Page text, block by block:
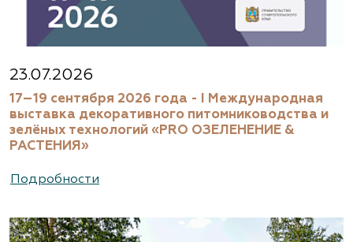
23.07.2026
17–19 сентября 2026 года - I Международная
выставка декоративного питомниководства и
зелёных технологий «PRO ОЗЕЛЕНЕНИЕ &
РАСТЕНИЯ»
Подробности